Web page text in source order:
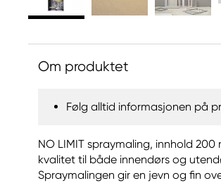
Om produktet
Følg alltid informasjonen på
NO LIMIT spraymaling, innhold 200
kvalitet til både innendørs og
Spraymalingen gir en jevn og fin